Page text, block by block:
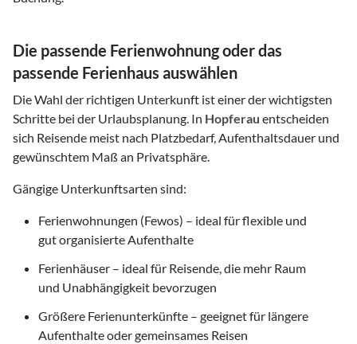
Die passende Ferienwohnung oder das
passende Ferienhaus auswählen
Die Wahl der richtigen Unterkunft ist einer der wichtigsten
Schritte bei der Urlaubsplanung. In Hopferau entscheiden
sich Reisende meist nach Platzbedarf, Aufenthaltsdauer und
gewünschtem Maß an Privatsphäre.
Gängige Unterkunftsarten sind:
Ferienwohnungen (Fewos) – ideal für flexible und
gut organisierte Aufenthalte
Ferienhäuser – ideal für Reisende, die mehr Raum
und Unabhängigkeit bevorzugen
Größere Ferienunterkünfte – geeignet für längere
Aufenthalte oder gemeinsames Reisen